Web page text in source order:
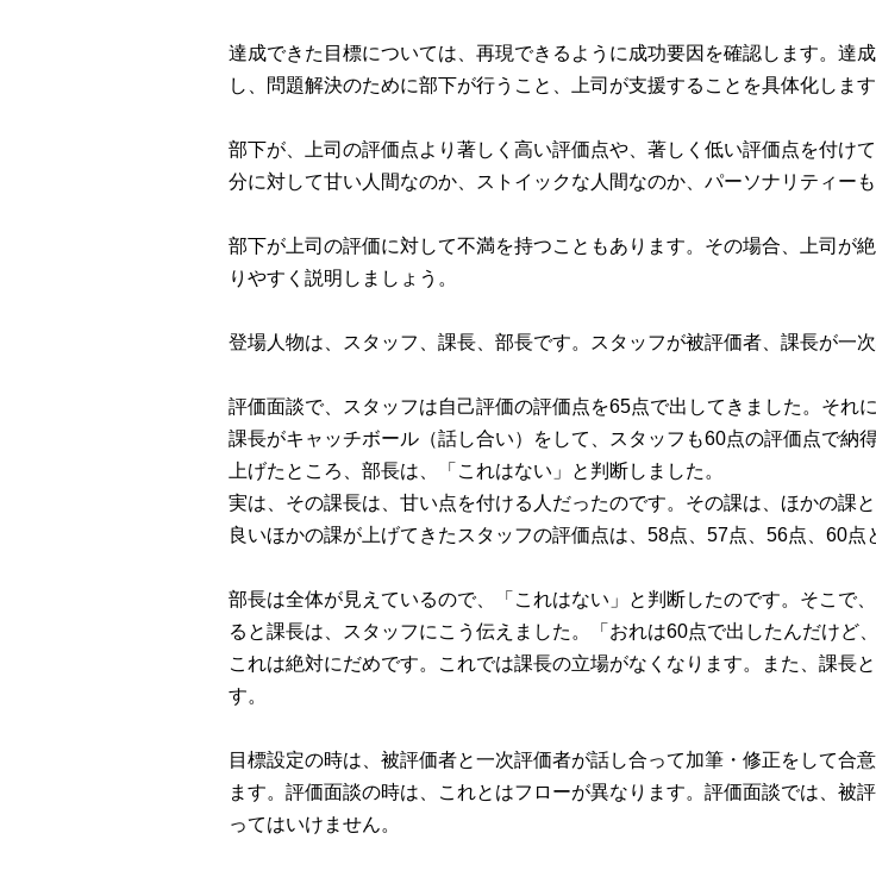
達成できた目標については、再現できるように成功要因を確認します。達
し、問題解決のために部下が行うこと、上司が支援することを具体化します
部下が、上司の評価点より著しく高い評価点や、著しく低い評価点を付け
分に対して甘い人間なのか、ストイックな人間なのか、パーソナリティー
部下が上司の評価に対して不満を持つこともあります。その場合、上司が
りやすく説明しましょう。
登場人物は、スタッフ、課長、部長です。スタッフが被評価者、課長が一
評価面談で、スタッフは自己評価の評価点を65点で出してきました。それ
課長がキャッチボール（話し合い）をして、スタッフも60点の評価点で納
上げたところ、部長は、「これはない」と判断しました。
実は、その課長は、甘い点を付ける人だったのです。その課は、ほかの課
良いほかの課が上げてきたスタッフの評価点は、58点、57点、56点、60点
部長は全体が見えているので、「これはない」と判断したのです。そこで
ると課長は、スタッフにこう伝えました。「おれは60点で出したんだけど
これは絶対にだめです。これでは課長の立場がなくなります。また、課長
す。
目標設定の時は、被評価者と一次評価者が話し合って加筆・修正をして合
ます。評価面談の時は、これとはフローが異なります。評価面談では、被
ってはいけません。